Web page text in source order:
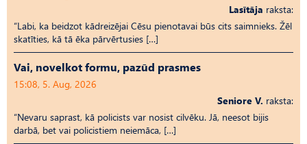
Lasītāja raksta:
“Labi, ka beidzot kādreizējai Cēsu pienotavai būs cits saimnieks. Žēl
skatīties, kā tā ēka pārvērtusies […]
Vai, novelkot formu, pazūd prasmes
15:08, 5. Aug, 2026
Seniore V. raksta:
“Nevaru saprast, kā policists var nosist cilvēku. Jā, neesot bijis
darbā, bet vai policistiem neiemāca, […]